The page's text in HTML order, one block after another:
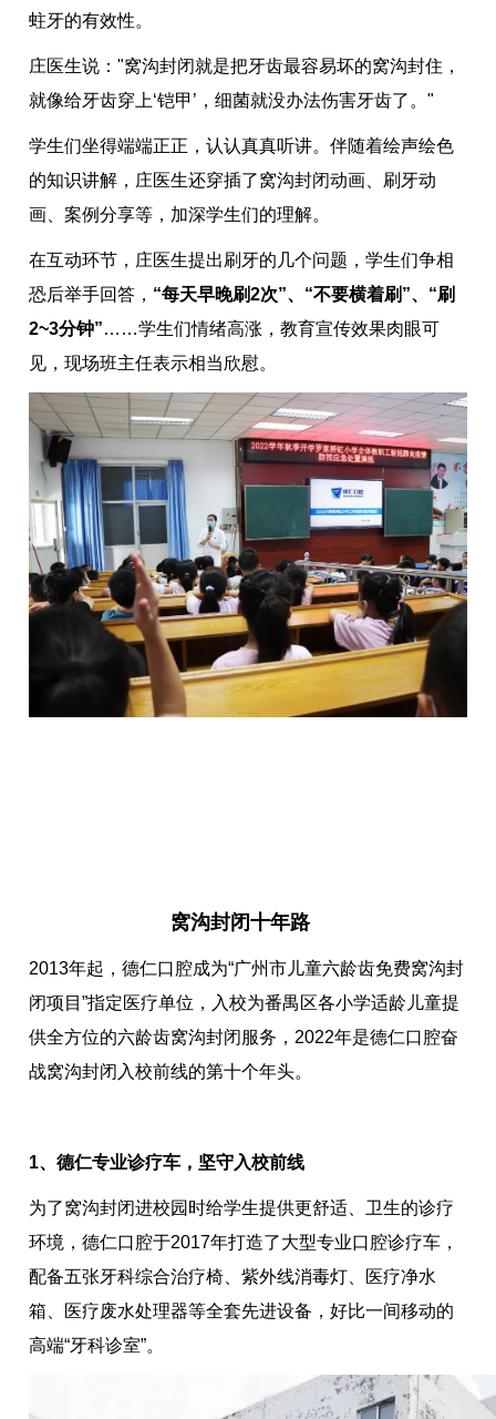
蛀牙的有效性。
庄医生说："窝沟封闭就是把牙齿最容易坏的窝沟封住，
就像给牙齿穿上‘铠甲’，细菌就没办法伤害牙齿了。"
学生们坐得端端正正，认认真真听讲。伴随着绘声绘色
的知识讲解，庄医生还穿插了窝沟封闭动画、刷牙动
画、案例分享等，加深学生们的理解。
在互动环节，庄医生提出刷牙的几个问题，学生们争相
恐后举手回答， “每天早晚刷2次”、“不要横着刷”、“刷
2~3分钟”……学生们情绪高涨，教育宣传效果肉眼可
见，现场班主任表示相当欣慰。
窝沟封闭十年路
2013年起，德仁口腔成为“广州市儿童六龄齿免费窝沟封
闭项目”指定医疗单位，入校为番禺区各小学适龄儿童提
供全方位的六龄齿窝沟封闭服务，2022年是德仁口腔奋
战窝沟封闭入校前线的第十个年头。
1、德仁专业诊疗车，坚守入校前线
为了窝沟封闭进校园时给学生提供更舒适、卫生的诊疗
环境，德仁口腔于2017年打造了大型专业口腔诊疗车，
配备五张牙科综合治疗椅、紫外线消毒灯、医疗净水
箱、医疗废水处理器等全套先进设备，好比一间移动的
高端“牙科诊室”。